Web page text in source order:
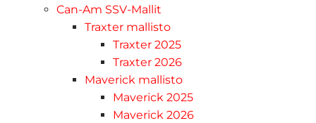
Can-Am SSV-Mallit
Traxter mallisto
Traxter 2025
Traxter 2026
Maverick mallisto
Maverick 2025
Maverick 2026